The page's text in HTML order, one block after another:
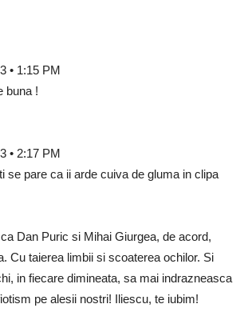
• 1:15 PM
buna !
• 2:17 PM
se pare ca ii arde cuiva de gluma in clipa
Dan Puric si Mihai Giurgea, de acord,
Cu taierea limbii si scoaterea ochilor. Si
in fiecare dimineata, sa mai indrazneasca
pe alesii nostri! Iliescu, te iubim!